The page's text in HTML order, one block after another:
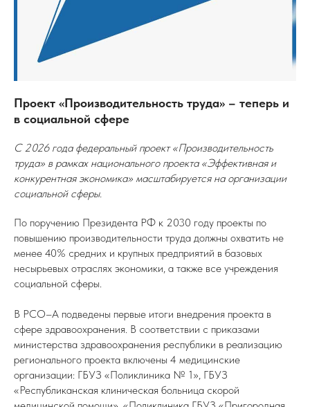
Проект «Производительность труда» – теперь и
в социальной сфере
С 2026 года федеральный проект «Производительность
труда» в рамках национального проекта «Эффективная и
конкурентная экономика» масштабируется на организации
социальной сферы.
По поручению Президента РФ к 2030 году проекты по
повышению производительности труда должны охватить не
менее 40% средних и крупных предприятий в базовых
несырьевых отраслях экономики, а также все учреждения
социальной сферы.
В РСО–А подведены первые итоги внедрения проекта в
сфере здравоохранения. В соответствии с приказами
министерства здравоохранения республики в реализацию
регионального проекта включены 4 медицинские
организации: ГБУЗ «Поликлиника № 1», ГБУЗ
«Республиканская клиническая больница скорой